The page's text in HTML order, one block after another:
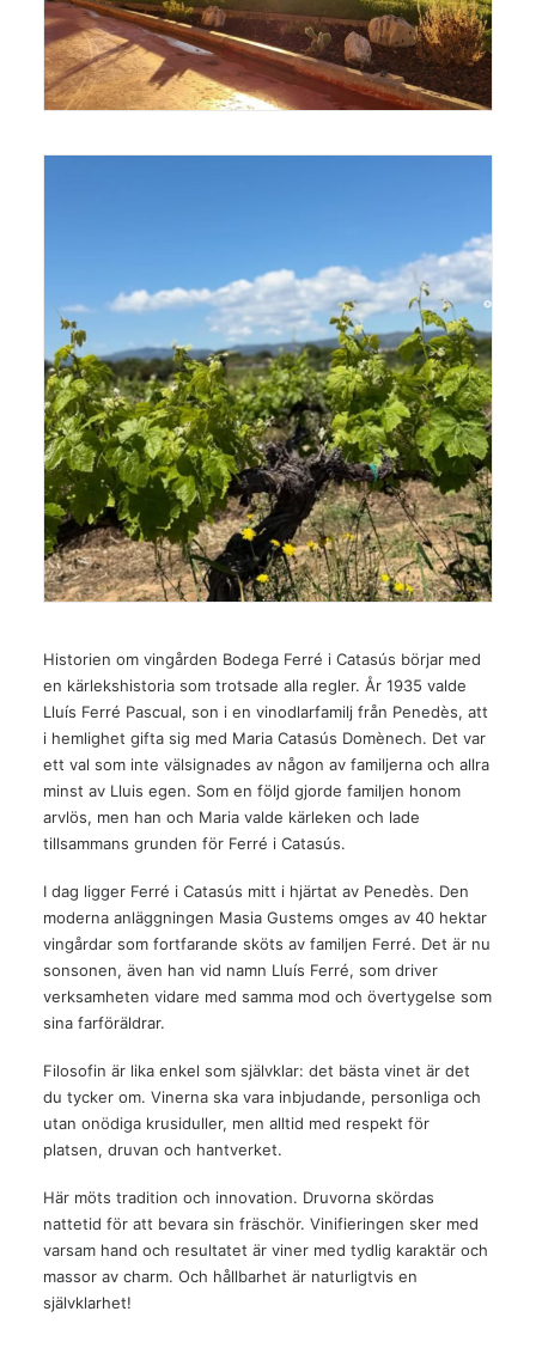
Historien om vingården Bodega Ferré i Catasús börjar med
en kärlekshistoria som trotsade alla regler. År 1935 valde
Lluís Ferré Pascual, son i en vinodlarfamilj från Penedès, att
i hemlighet gifta sig med Maria Catasús Domènech. Det var
ett val som inte välsignades av någon av familjerna och allra
minst av Lluis egen. Som en följd gjorde familjen honom
arvlös, men han och Maria valde kärleken och lade
tillsammans grunden för Ferré i Catasús.
I dag ligger Ferré i Catasús mitt i hjärtat av Penedès. Den
moderna anläggningen Masia Gustems omges av 40 hektar
vingårdar som fortfarande sköts av familjen Ferré. Det är nu
sonsonen, även han vid namn Lluís Ferré, som driver
verksamheten vidare med samma mod och övertygelse som
sina farföräldrar.
Filosofin är lika enkel som självklar: det bästa vinet är det
du tycker om. Vinerna ska vara inbjudande, personliga och
utan onödiga krusiduller, men alltid med respekt för
platsen, druvan och hantverket.
Här möts tradition och innovation. Druvorna skördas
nattetid för att bevara sin fräschör. Vinifieringen sker med
varsam hand och resultatet är viner med tydlig karaktär och
massor av charm. Och hållbarhet är naturligtvis en
självklarhet!